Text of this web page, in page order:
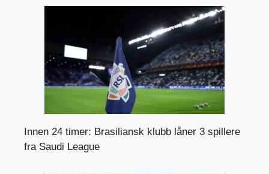
Innen 24 timer: Brasiliansk klubb låner 3 spillere
fra Saudi League